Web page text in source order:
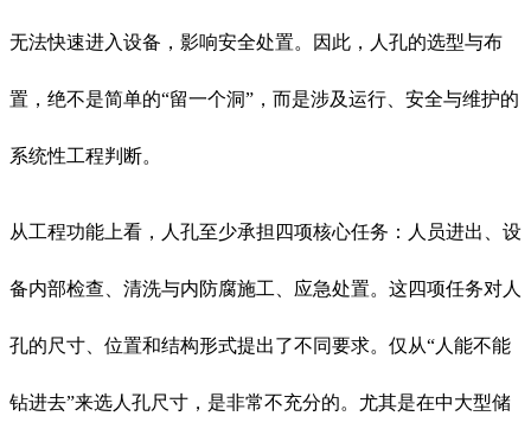
无法快速进入设备，影响安全处置。因此，人孔的选型与布
置，绝不是简单的“留一个洞”，而是涉及运行、安全与维护的
系统性工程判断。
从工程功能上看，人孔至少承担四项核心任务：人员进出、设
备内部检查、清洗与内防腐施工、应急处置。这四项任务对人
孔的尺寸、位置和结构形式提出了不同要求。仅从“人能不能
钻进去”来选人孔尺寸，是非常不充分的。尤其是在中大型储